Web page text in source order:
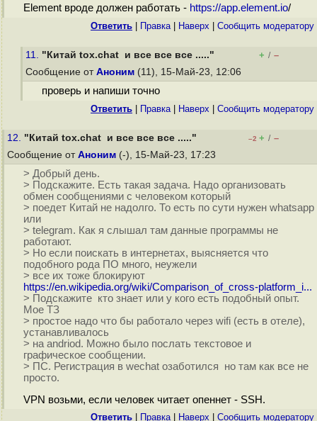
Element вроде должен работать - https://app.element.io/
Ответить Правка| Наверх Cообщить модератору
11. "Китай tox.chat и все все все ....." + / –
Сообщение от Аноним (11), 15-Май-23, 12:06
проверь и напиши точно
Ответить Правка| Наверх Cообщить модератору
12. "Китай tox.chat и все все все ....." –2 + / –
Сообщение от Аноним (-), 15-Май-23, 17:23
> Добрый день.
> Подскажите. Есть такая задача. Надо организовать
обмен сообщениями с человеком который
> поедет Китай не надолго. То есть по сути нужен whatsapp
или
> telegram. Как я слышал там данные программы не
работают.
> Но если поискать в интернетах, выясняется что
подобного рода ПО много, неужели
> все их тоже блокируют
https://en.wikipedia.org/wiki/Comparison_of_cross-platform_i...
> Подскажите кто знает или у кого есть подобный опыт.
Мое ТЗ
> простое надо что бы работало через wifi (есть в отеле),
устанавливалось
> на andriod. Можно было послать текстовое и
графическое сообщении.
> ПС. Регистрация в wechat озаботился но там как все не
просто.
VPN возьми, если человек читает опеннет - SSH.
Ответить Правка| Наверх Cообщить модератору